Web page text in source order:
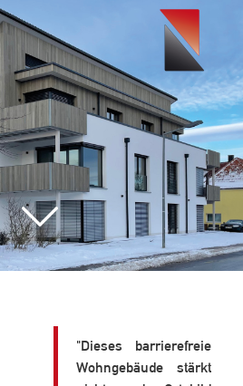
Toggle
"Dieses barrierefreie
Wohngebäude stärkt